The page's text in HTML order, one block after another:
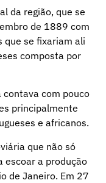
da região, que se
de 1889 com
que se fixariam ali
composta por
contava com pouco
principalmente
e africanos.
que não só
escoar a produção
de Janeiro. Em 27